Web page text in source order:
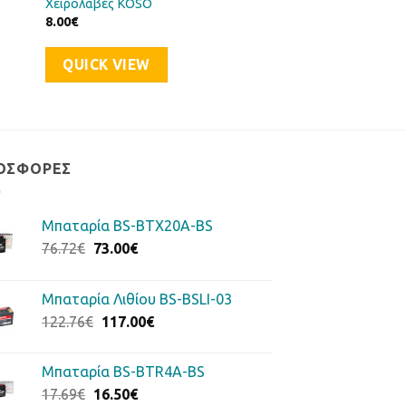
Χειρολαβές KOSO
8.00€
QUICK VIEW
Μπαταρία BS-BTX20A-BS
76.72€ Original
76.72€.
73.00€Η
είναι:
73.00€.
Μπαταρία Λιθίου BS-BSLI-03
122.76€ Original
122.76€.
117.00€Η
είναι:
Μπαταρία BS-BTR4A-BS
17.69€ Original
16.50€Η